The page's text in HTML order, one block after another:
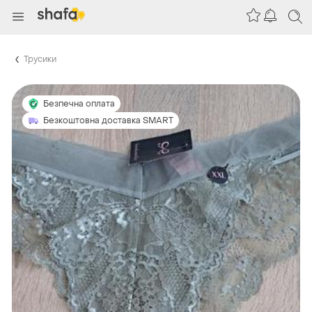
Трусики
Безпечна оплата
Безкоштовна доставка SMART